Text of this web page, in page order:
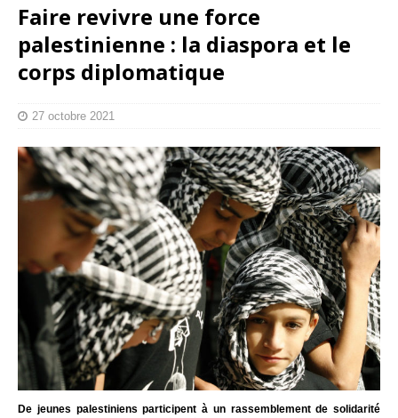
Faire revivre une force
palestinienne : la diaspora et le
corps diplomatique
27 octobre 2021
De jeunes palestiniens participent à un rassemblement de solidarité